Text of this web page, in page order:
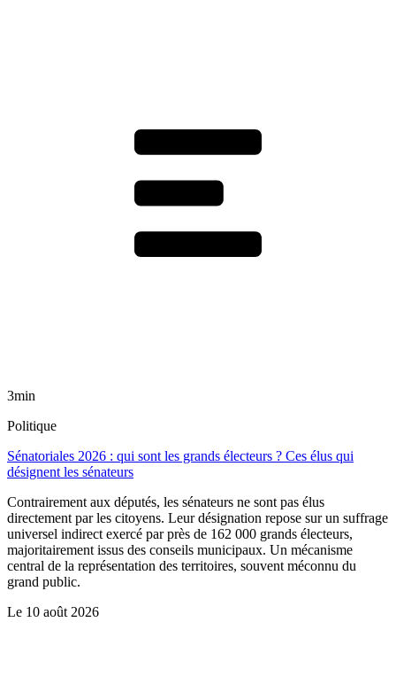
3min
Politique
Sénatoriales 2026 : qui sont les grands électeurs ? Ces élus qui
désignent les sénateurs
Contrairement aux députés, les sénateurs ne sont pas élus
directement par les citoyens. Leur désignation repose sur un suffrage
universel indirect exercé par près de 162 000 grands électeurs,
majoritairement issus des conseils municipaux. Un mécanisme
central de la représentation des territoires, souvent méconnu du
grand public.
Le 10 août 2026